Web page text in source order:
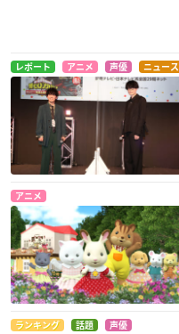
レポート アニメ 声優 ニュース
アニメ
ランキング 話題 声優